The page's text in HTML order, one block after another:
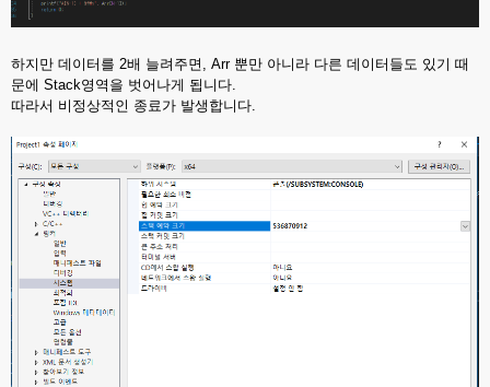
하지만 데이터를 2배 늘려주면, Arr 뿐만 아니라 다른 데이터들도 있기 때
문에 Stack영역을 벗어나게 됩니다.
따라서 비정상적인 종료가 발생합니다.